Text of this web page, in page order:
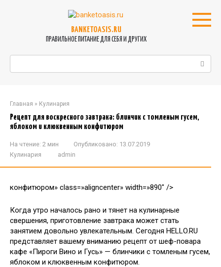
BANKETOASIS.RU
ПРАВИЛЬНОЕ ПИТАНИЕ ДЛЯ СЕБЯ И ДРУГИХ
Главная » Кулинария
Рецепт для воскресного завтрака: блинчик с томленым гусем,
яблоком и клюквенным конфитюром
На чтение: 2 мин Опубликовано: 13.07.2019
Кулинария
admin
конфитюром» class=»aligncenter» width=»890″ />
Когда утро началось рано и тянет на кулинарные
свершения, приготовление завтрака может стать
занятием довольно увлекательным. Сегодня HELLO.RU
представляет вашему вниманию рецепт от шеф-повара
кафе «Пироги Вино и Гусь» — блинчики с томленым гусем,
яблоком и клюквенным конфитюром.